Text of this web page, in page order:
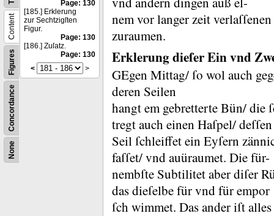
None
Concordance
Figures
Content
Page: 130
[185.] Erklerung
zur Sechtzigſten
Figur.
Page: 130
[186.] Zuſatz.
Page: 130
<
>
nem vor langer zeit
zuraumen.
Erklerung dieſer Ein vnd
GEgen Mittag/ ſo wol auch
deren Seilen
hangt em gebretterte Bün/ die
tregt auch einen Haſpel/ deſſen
Seil ſchleiffet ein Eyſern
faſſet/ vnd auüraumet. Die für-
nembſte Subtilitet aber diſer
das dieſelbe für vnd für empor
ſch wimmet. Das ander iſt